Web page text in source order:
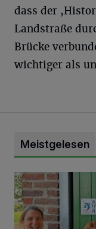
dass der
Landstraße
Brücke
wichtiger als
Meistgelesen
Vorbildlicher